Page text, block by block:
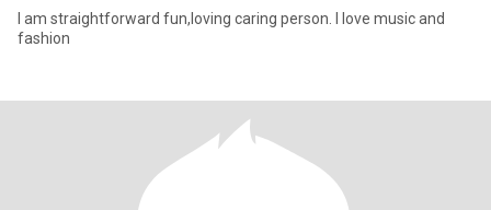
I am straightforward fun,loving caring person. I love music and
fashion